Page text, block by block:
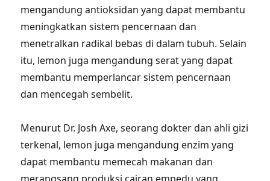
mengandung antioksidan yang dapat membantu
meningkatkan sistem pencernaan dan
menetralkan radikal bebas di dalam tubuh. Selain
itu, lemon juga mengandung serat yang dapat
membantu memperlancar sistem pencernaan
dan mencegah sembelit.
Menurut Dr. Josh Axe, seorang dokter dan ahli gizi
terkenal, lemon juga mengandung enzim yang
dapat membantu memecah makanan dan